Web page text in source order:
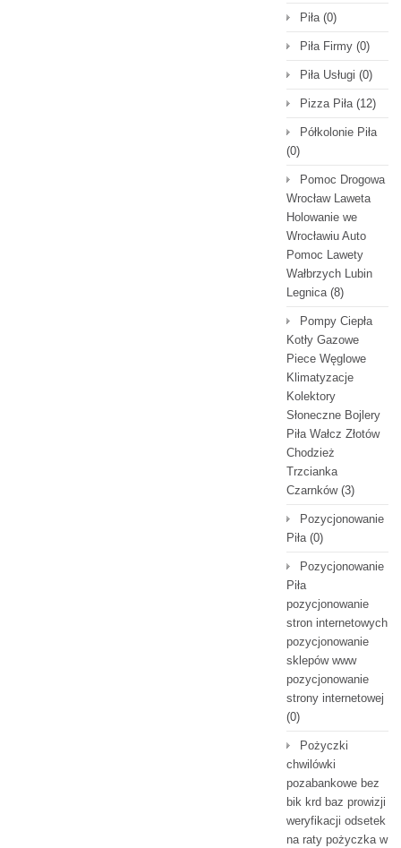
Piła(0)
Piła Firmy (0)
Piła Usługi (0)
Pizza Piła(12)
Półkolonie Piła
(0)
Pomoc Drogowa
Wrocław Laweta
Holowanie we
Wrocławiu Auto
Pomoc Lawety
Wałbrzych Lubin
Legnica(8)
Pompy Ciepła
Kotły Gazowe
Piece Węglowe
Klimatyzacje
Kolektory
Słoneczne Bojlery
Piła Wałcz Złotów
Chodzież
Trzcianka
Czarnków(3)
Pozycjonowanie
Piła(0)
Pozycjonowanie
Piła
pozycjonowanie
stron internetowych
pozycjonowanie
sklepów www
pozycjonowanie
strony internetowej
(0)
Pożyczki
chwilówki
pozabankowe bez
bik krd baz prowizji
weryfikacji odsetek
na raty pożyczka w